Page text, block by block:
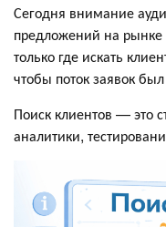
Сегодня внимание
предложений на рынке
только где искать
чтобы поток заявок
Поиск клиентов — это
аналитики,